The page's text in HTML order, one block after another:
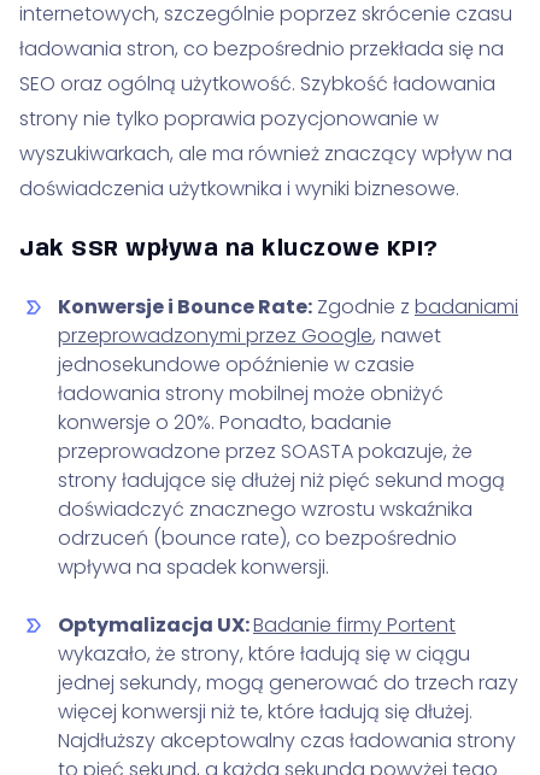
internetowych, szczególnie poprzez skrócenie czasu
ładowania stron, co bezpośrednio przekłada się na
SEO oraz ogólną użytkowość. Szybkość ładowania
strony nie tylko poprawia pozycjonowanie w
wyszukiwarkach, ale ma również znaczący wpływ na
doświadczenia użytkownika i wyniki biznesowe.
Jak SSR wpływa na kluczowe KPI?
Konwersje i Bounce Rate: Zgodnie z badaniami
przeprowadzonymi przez Google, nawet
jednosekundowe opóźnienie w czasie
ładowania strony mobilnej może obniżyć
konwersje o 20%. Ponadto, badanie
przeprowadzone przez SOASTA pokazuje, że
strony ładujące się dłużej niż pięć sekund mogą
doświadczyć znacznego wzrostu wskaźnika
odrzuceń (bounce rate), co bezpośrednio
wpływa na spadek konwersji.
Optymalizacja UX:Badanie firmy Portent
wykazało, że strony, które ładują się w ciągu
jednej sekundy, mogą generować do trzech razy
więcej konwersji niż te, które ładują się dłużej.
Najdłuższy akceptowalny czas ładowania strony